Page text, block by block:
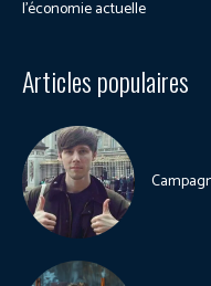
l’économie actuelle
Articles populaires